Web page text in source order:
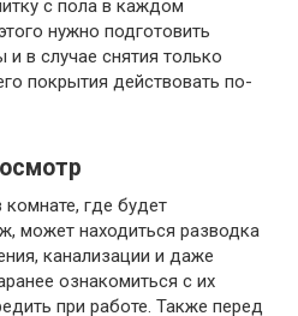
с пола в каждом
нужно подготовить
в случае снятия только
покрытия действовать по-
где будет
может находиться разводка
канализации и даже
ознакомиться с их
при работе. Также перед